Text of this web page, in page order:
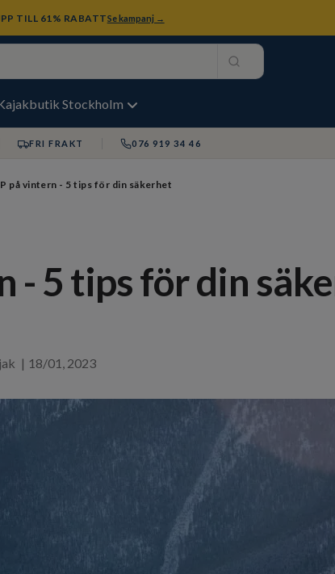
TILL 61% RABATTSe kampanj →
Stockholm
FRI FRAKT 076 919 34 46
på vintern - 5 tips för din säkerhet
- 5 tips för din
| 18/01, 2023